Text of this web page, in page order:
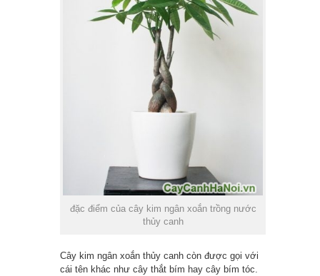
đặc điểm của cây kim ngân xoắn trồng nước
thủy canh
Cây kim ngân xoắn thủy canh còn được gọi với
cái tên khác như cây thắt bím hay cây bím tóc.